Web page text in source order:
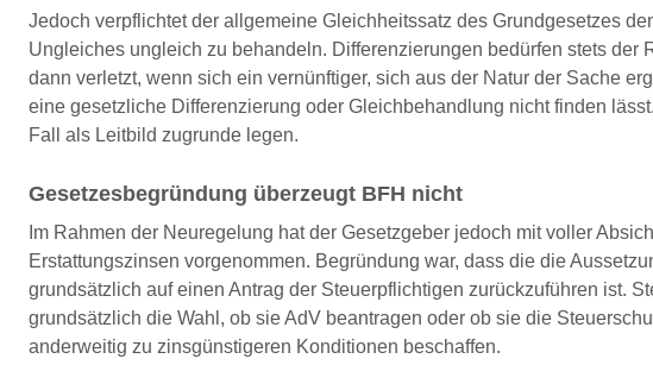
Jedoch verpflichtet der allgemeine Gleichheitssatz des Grundgesetzes
Ungleiches ungleich zu behandeln. Differenzierungen bedürfen stets der
dann verletzt, wenn sich ein vernünftiger, sich aus der Natur der Sache
eine gesetzliche Differenzierung oder Gleichbehandlung nicht finden
Fall als Leitbild zugrunde legen.
Gesetzesbegründung überzeugt BFH nicht
Im Rahmen der Neuregelung hat der Gesetzgeber jedoch mit voller
Erstattungszinsen vorgenommen. Begründung war, dass die die
grundsätzlich auf einen Antrag der Steuerpflichtigen zurückzuführen ist.
grundsätzlich die Wahl, ob sie AdV beantragen oder ob sie die
anderweitig zu zinsgünstigeren Konditionen beschaffen.